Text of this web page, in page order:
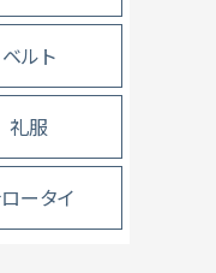
ベルト
礼服
ータイ